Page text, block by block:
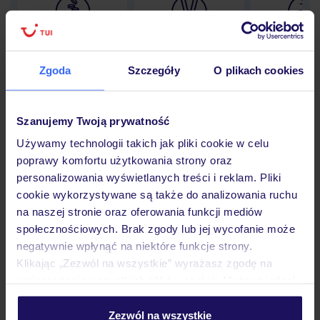
Zgoda Szczegóły O plikach cookies
Szanujemy Twoją prywatność
Używamy technologii takich jak pliki cookie w celu
poprawy komfortu użytkowania strony oraz
personalizowania wyświetlanych treści i reklam. Pliki
cookie wykorzystywane są także do analizowania ruchu
na naszej stronie oraz oferowania funkcji mediów
społecznościowych. Brak zgody lub jej wycofanie może
negatywnie wpłynąć na niektóre funkcje strony.
Klikając „Zezwól na wszystkie” wyrażasz zgodę na
personalizować swój wybór wchodząc w zakładkę
Zezwól na wszystkie
Lider niskich cen 30 lat w
Hotel
Pokoje
Wyżywienie
Atrakcje